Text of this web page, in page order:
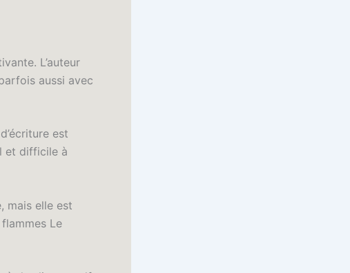
L’auteur
aussi avec
est
et difficile à
mais elle est
Le